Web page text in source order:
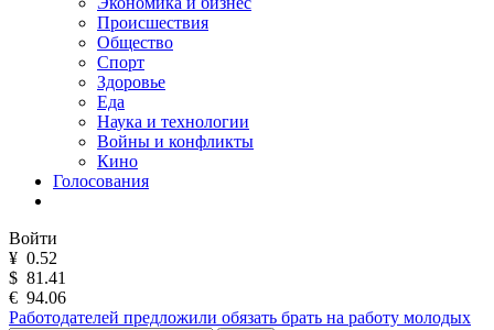
Происшествия
Общество
Спорт
Здоровье
Еда
Наука и технологии
Войны и конфликты
Кино
Голосования
Войти
¥ 0.52
$ 81.41
€ 94.06
Работодателей предложили обязать брать на работу молодых